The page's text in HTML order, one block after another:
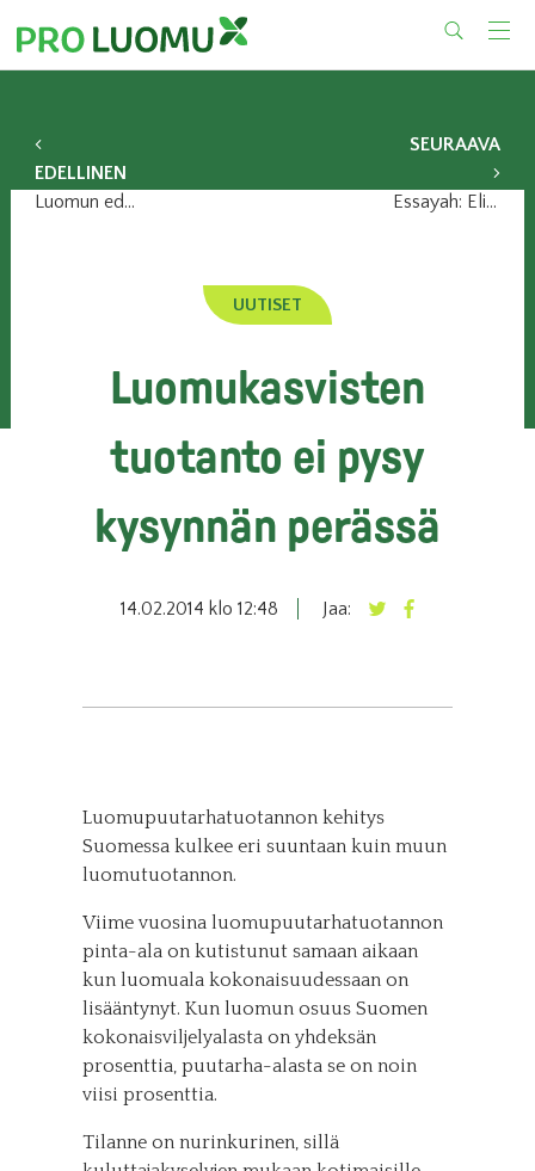
content
EDELLINEN
Luomun edut jäivät näkemättä ravitsemussuosituksissa
SEURAAVA
Essayah: Elintarvikepetoksiin puuttuminen myös luomun etu
UUTISET
Luomukasvisten
tuotanto ei pysy
kysynnän perässä
14.02.2014 klo 12:48 Jaa:
Luomupuutarhatuotannon kehitys
Suomessa kulkee eri suuntaan kuin muun
luomutuotannon.
Viime vuosina luomupuutarhatuotannon
pinta-ala on kutistunut samaan aikaan
kun luomuala kokonaisuudessaan on
lisääntynyt. Kun luomun osuus Suomen
kokonaisviljelyalasta on yhdeksän
prosenttia, puutarha-alasta se on noin
viisi prosenttia.
Tilanne on nurinkurinen, sillä